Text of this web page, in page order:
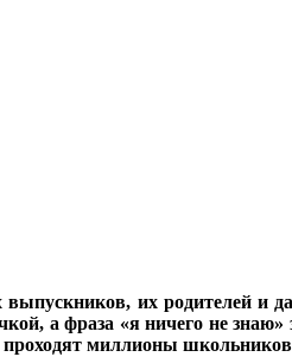
их родителей
а фраза «я ничего не
проходят миллионы